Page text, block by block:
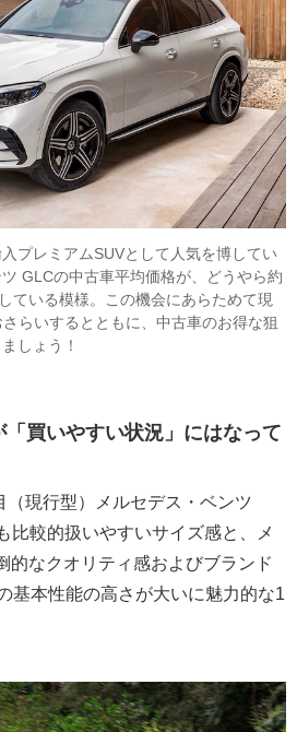
プレミアムSUVとして人気を博してい
GLCの中古車平均価格が、どうやら約
ている模様。この機会にあらためて現
らいするとともに、中古車のお得な狙
しょう！
「買いやすい状況」にはなって
（現行型）メルセデス・ベンツ
比較的扱いやすいサイズ感と、メ
的なクオリティ感およびブランド
基本性能の高さが大いに魅力的な1